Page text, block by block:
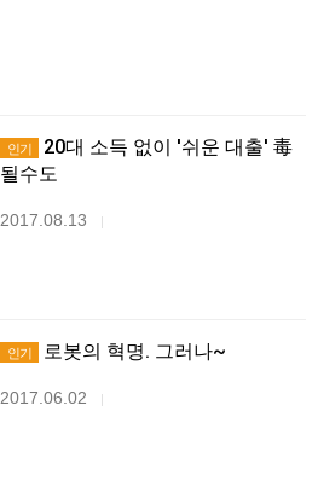
인기
20대 소득 없이 '쉬운 대출' 毒
될수도
2017.08.13 |
인기 로봇의 혁명. 그러나~
2017.06.02 |